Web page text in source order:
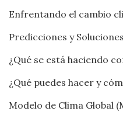
Enfrentando el cambio
Predicciones y Soluciones
¿Qué se está haciendo
¿Qué puedes hacer y
Modelo de Clima Global